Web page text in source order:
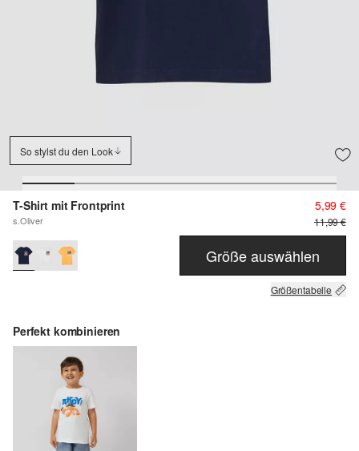
So stylst du den Look
T-Shirt mit Frontprint
s.Oliver
5,99 €
11,99 €
Größe auswählen
Größentabelle
Perfekt kombinieren